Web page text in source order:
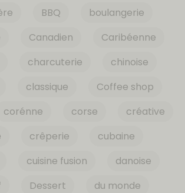
BBQ
boulangerie
Canadien
Caribéenne
charcuterie
chinoise
classique
Coffee shop
corénne corse
créative
crêperie
cubaine
cuisine fusion
danoise
Dessert
du monde